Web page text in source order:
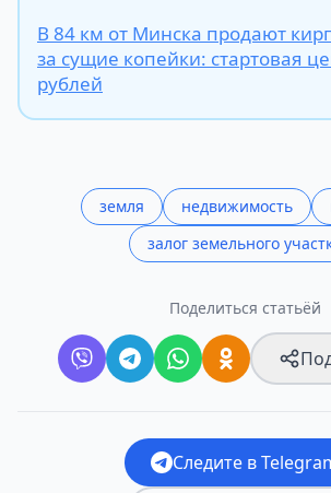
В 84 км от Минска продают
за сущие копейки: стартовая
рублей
земля недвижимость
залог земельного
Поделиться статьёй
Следите в